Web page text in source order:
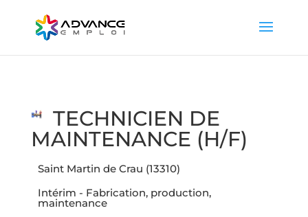
TECHNICIEN DE
MAINTENANCE (H/F)
Saint Martin de Crau (13310)
Intérim - Fabrication, production,
maintenance